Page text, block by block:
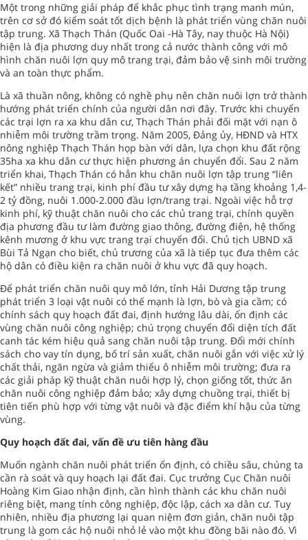
Một trong những giải pháp để khắc phục tình trạng manh mún,
trên cơ sở đó kiểm soát tốt dịch bệnh là phát triển vùng chăn nuôi
tập trung. Xã Thạch Thán (Quốc Oai -Hà Tây, nay thuộc Hà Nội)
hiện là địa phương duy nhất trong cả nước thành công với mô
hình chăn nuôi lợn quy mô trang trại, đảm bảo vệ sinh môi trường
và an toàn thực phẩm.
Là xã thuần nông, không có nghề phụ nên chăn nuôi lợn trở thành
hướng phát triển chính của người dân nơi đây. Trước khi chuyển
các trại lợn ra xa khu dân cư, Thạch Thán phải đối mặt với nạn ô
nhiễm môi trường trầm trọng. Năm 2005, Đảng ủy, HĐND và HTX
nông nghiệp Thạch Thán họp bàn với dân, lựa chọn khu đất rộng
35ha xa khu dân cư thực hiện phương án chuyển đổi. Sau 2 năm
triển khai, Thạch Thán có hẳn khu chăn nuôi lợn tập trung “liên
kết” nhiều trang trại, kinh phí đầu tư xây dựng hạ tầng khoảng 1,4-
2 tỷ đồng, nuôi 1.000-2.000 đầu lợn/trang trại. Ngoài việc hỗ trợ
kinh phí, kỹ thuật chăn nuôi cho các chủ trang trại, chính quyền
địa phương đầu tư làm đường giao thông, đường điện, hệ thống
kênh mương ở khu vực trang trại chuyển đổi. Chủ tịch UBND xã
Bùi Tả Ngạn cho biết, chủ trương của xã là tiếp tục đưa thêm các
hộ dân có điều kiện ra chăn nuôi ở khu vực đã quy hoạch.
Để phát triển chăn nuôi quy mô lớn, tỉnh Hải Dương tập trung
phát triển 3 loại vật nuôi có thế mạnh là lợn, bò và gia cầm; có
chính sách quy hoạch đất đai, định hướng lâu dài, ổn định các
vùng chăn nuôi công nghiệp; chú trọng chuyển đổi diện tích đất
canh tác kém hiệu quả sang chăn nuôi tập trung. Đổi mới chính
sách cho vay tín dụng, bố trí sản xuất, chăn nuôi gắn với việc xử lý
chất thải, ngăn ngừa và giảm thiểu ô nhiễm môi trường; đưa ra
các giải pháp kỹ thuật chăn nuôi hợp lý, chọn giống tốt, thức ăn
chăn nuôi công nghiệp đảm bảo; xây dựng chuồng trại, thiết bị
tiên tiến phù hợp với từng vật nuôi và đặc điểm khí hậu của từng
vùng.
Quy hoạch đất đai, vấn đề ưu tiên hàng đầu
Muốn ngành chăn nuôi phát triển ổn định, có chiều sâu, chúng ta
cần rà soát và quy hoạch lại đất đai. Cục trưởng Cục Chăn nuôi
Hoàng Kim Giao nhận định, cần hình thành các khu chăn nuôi
riêng biệt, mang tính công nghiệp, độc lập, cách xa dân cư. Tuy
nhiên, nhiều địa phương lại quan niệm đơn giản, chăn nuôi tập
trung là gom các hộ nuôi nhỏ lẻ vào một khu đồng bãi nào đó. Vì